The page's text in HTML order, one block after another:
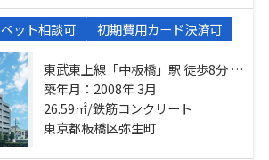
ペット相談可 初期費用カード決済可
東武東上線「中板橋」駅 徒歩8分 東
武東上線「ときわ台」駅 徒歩16分
東武東上線「大山」駅 徒歩14分
築年月：2008年 3月
26.59㎡/鉄筋コンクリート
東京都板橋区弥生町